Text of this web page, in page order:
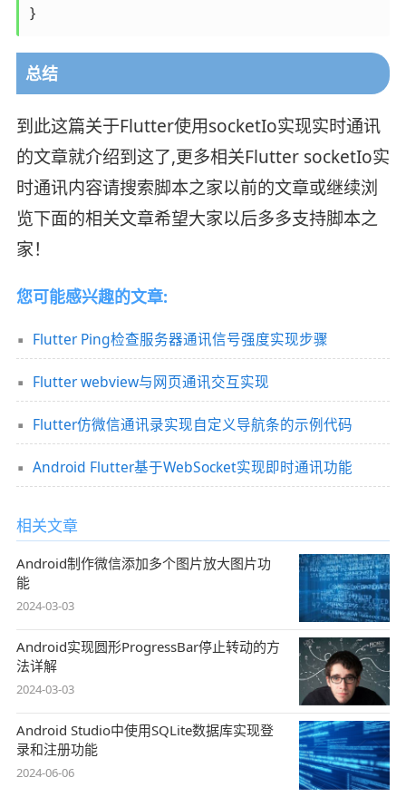
}
总结
到此这篇关于Flutter使用socketIo实现实时通讯
的文章就介绍到这了,更多相关Flutter socketIo实
时通讯内容请搜索脚本之家以前的文章或继续浏
览下面的相关文章希望大家以后多多支持脚本之
家！
您可能感兴趣的文章:
Flutter Ping检查服务器通讯信号强度实现步骤
Flutter webview与网页通讯交互实现
Flutter仿微信通讯录实现自定义导航条的示例代码
Android Flutter基于WebSocket实现即时通讯功能
相关文章
Android制作微信添加多个图片放大图片功
能
2024-03-03
Android实现圆形ProgressBar停止转动的方
法详解
2024-03-03
Android Studio中使用SQLite数据库实现登
录和注册功能
2024-06-06